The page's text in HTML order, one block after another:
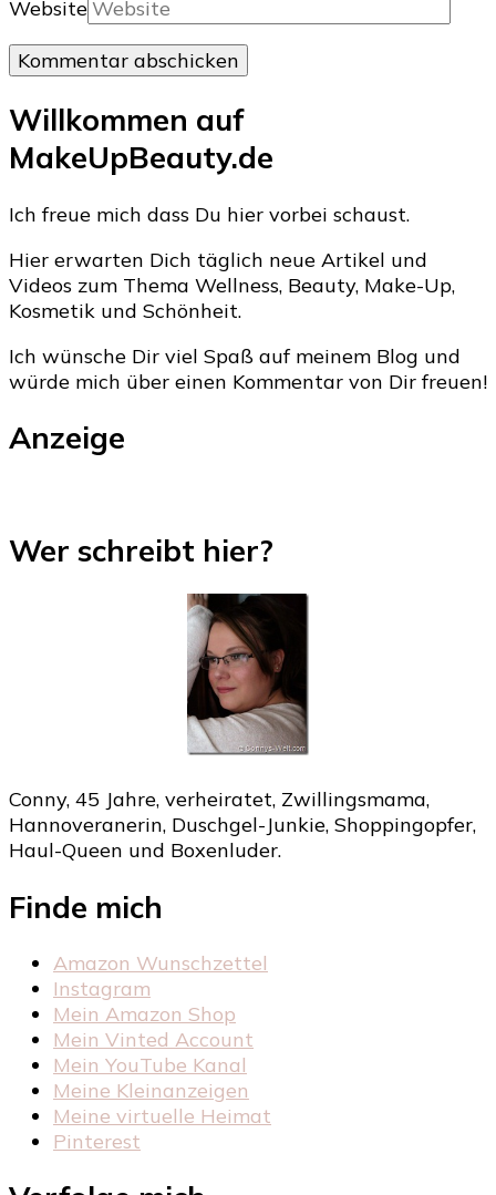
Website
Willkommen auf
MakeUpBeauty.de
Ich freue mich dass Du hier vorbei schaust.
Hier erwarten Dich täglich neue Artikel und
Videos zum Thema Wellness, Beauty, Make-Up,
Kosmetik und Schönheit.
Ich wünsche Dir viel Spaß auf meinem Blog und
würde mich über einen Kommentar von Dir freuen!
Anzeige
Wer schreibt hier?
Conny, 45 Jahre, verheiratet, Zwillingsmama,
Hannoveranerin, Duschgel-Junkie, Shoppingopfer,
Haul-Queen und Boxenluder.
Finde mich
Amazon Wunschzettel
Instagram
Mein Amazon Shop
Mein Vinted Account
Mein YouTube Kanal
Meine Kleinanzeigen
Meine virtuelle Heimat
Pinterest